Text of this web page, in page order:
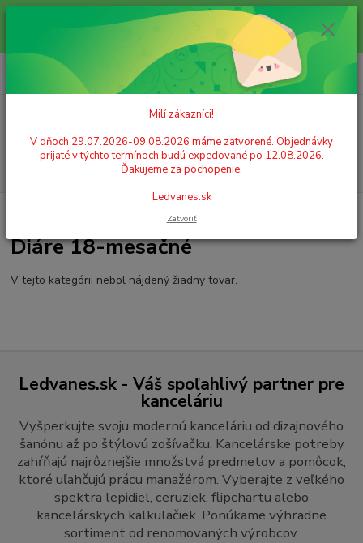
Milí zákazníci! V dňoch 29.07.2026-09.08.2026 máme zatvorené.
Objednávky prijaté v týchto termínoch budú expedované po 12.08.2026.
Ďakujeme za pochopenie. Ledvanes.sk
+421 908 755 958
Po. - Pia. od 9:00 hod. - 16:00 hod.
za0,00 EUR
Diáre 18-mesačné
V tejto kategórii nebol nájdený žiadny tovar.
Ledvanes.sk - Váš spoľahlivý partner pre
kanceláriu
Vyšperkujte svoju modernú kanceláriu od dizajnového
šanónu až po štýlovú zošívačku. Kancelárske potreby
zahŕňajú najrôznejšie množstvá predmetov a pomôcok,
ktoré uľahčujú prácu manažérom. Vyberajte z veľkého
spektra lepidiel, ceruziek, flipchartu alebo
kancelárskych kalkulačiek. Ponúkame výhradne
sortiment od renomovaných výrobcov.
Milí zákazníci!
V dňoch 29.07.2026-09.08.2026 máme zatvorené. Objednávky
prijaté v týchto termínoch budú expedované po 12.08.2026.
Ďakujeme za pochopenie.
Ledvanes.sk
Zatvoriť